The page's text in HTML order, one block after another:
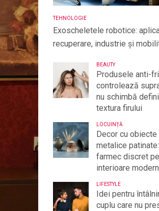
TEHNOLOGIE
Exoscheletele robotice:
recuperare, industrie și
BEAUTY
Produsele anti-
controlează
nu schimbă
textura firului
LOCUINȚĂ
Decor cu obiecte
metalice patinate:
farmec discret
interioare
LIFESTYLE
Idei pentru
cuplu care nu